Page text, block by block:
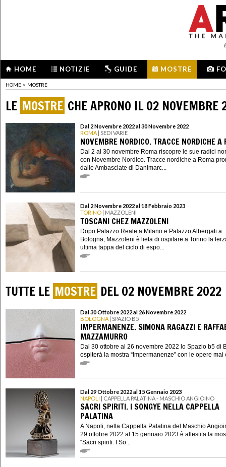
HOME NOTIZIE GUIDE MOSTRE
HOME > MOSTRE
LE MOSTRE CHE APRONO IL 02 NOVEMBRE
Dal 2 Novembre 2022 al 30 Novembre 2022
ROMA | SEDI VARIE
NOVEMBRE NORDICO. TRACCE NORDICHE A
Dal 2 al 30 novembre Roma riscopre le sue radici
con Novembre Nordico. Tracce nordiche a Roma
dalle Ambasciate di Danimarc...
Dal 2 Novembre 2022 al 18 Febbraio 2023
TORINO | MAZZOLENI
TOSCANI CHEZ MAZZOLENI
Dopo Palazzo Reale a Milano e Palazzo Albergati a
Bologna, Mazzoleni è lieta di ospitare a Torino la
ultima tappa del ciclo di espo...
TUTTE LE MOSTRE DEL 02 NOVEMBRE 2022
Dal 30 Ottobre 2022 al 26 Novembre 2022
BOLOGNA | SPAZIO B5
IMPERMANENZE. SIMONA RAGAZZI E
MAZZAMURRO
Dal 30 ottobre al 26 novembre 2022 lo Spazio b5 di
ospiterà la mostra “Impermanenze” con le opere mai
Dal 29 Ottobre 2022 al 15 Gennaio 2023
NAPOLI | CAPPELLA PALATINA - MASCHIO ANGIOINO
SACRI SPIRITI. I SONGYE NELLA CAPPELLA
PALATINA
A Napoli, nella Cappella Palatina del Maschio
29 ottobre 2022 al 15 gennaio 2023 è allestita la
“Sacri spiriti. I So...